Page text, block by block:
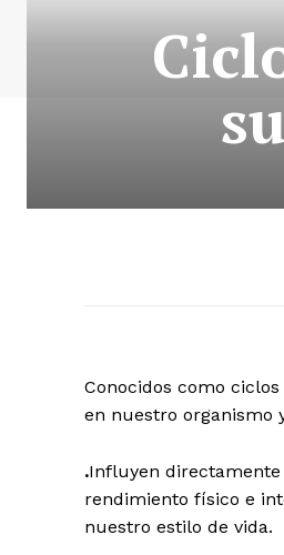
Conocidos como
en nuestro organismo
.Influyen
rendimiento físico e
nuestro estilo de vida.